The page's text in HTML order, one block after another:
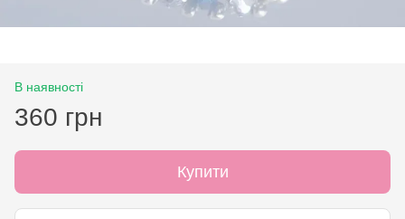
В наявності
360 грн
Купити